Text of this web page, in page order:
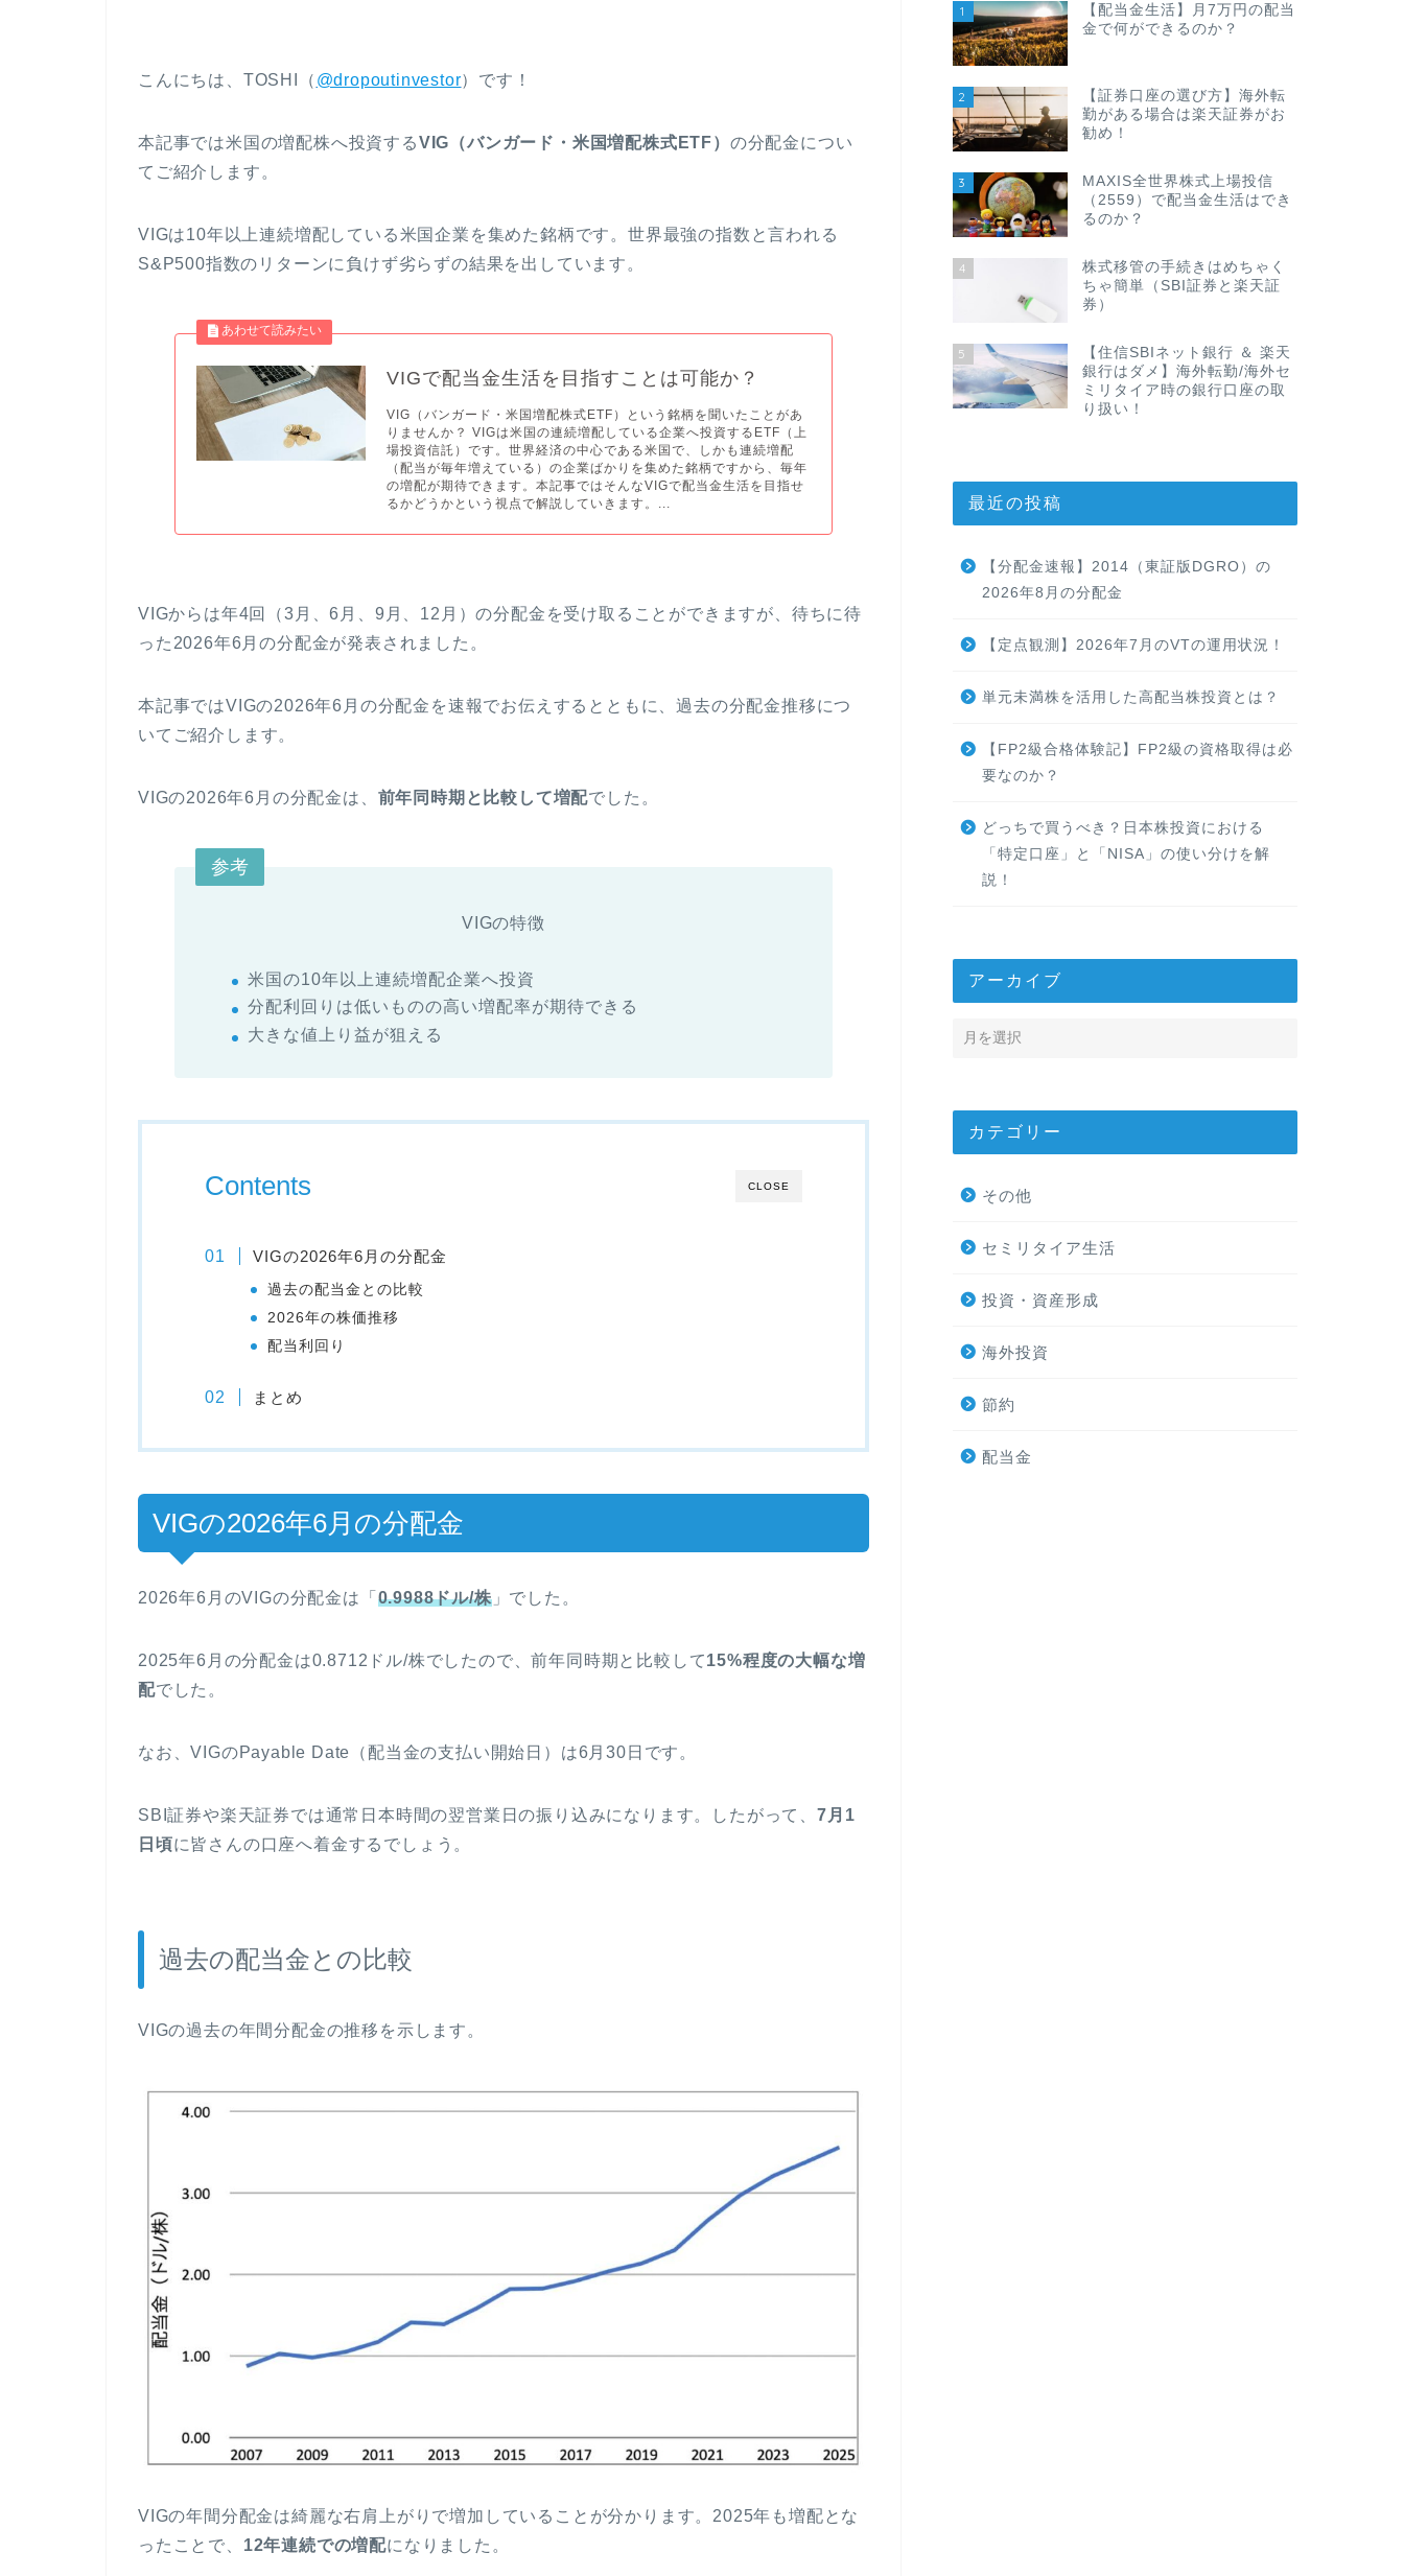
こんにちは、TOSHI（ @dropoutinvestor）です！
本記事では米国の増配株へ投資するVIG（バンガード・米国増配株式ETF） の分配金につい
てご紹介します。
VIGは10年以上連続増配している米国企業を集めた銘柄です。世界最強の指数と言われる
S&P500指数のリターンに負けず劣らずの結果を出しています。
VIGで配当金生活を目指すことは可能か？
VIG（バンガード・米国増配株式ETF）という銘柄を聞いたことがあ
りませんか？ VIGは米国の連続増配している企業へ投資するETF（上
場投資信託）です。世界経済の中心である米国で、しかも連続増配
（配当が毎年増えている）の企業ばかりを集めた銘柄ですから、毎年
の増配が期待できます。本記事ではそんなVIGで配当金生活を目指せ
るかどうかという視点で解説していきます。...
VIGからは年4回（3月、6月、9月、12月）の分配金を受け取ることができますが、待ちに待
った2026年6月の分配金が発表されました。
本記事ではVIGの2026年6月の分配金を速報でお伝えするとともに、過去の分配金推移につ
いてご紹介します。
VIGの2026年6月の分配金は、 前年同時期と比較して増配でした。
参考
VIGの特徴
米国の10年以上連続増配企業へ投資
分配利回りは低いものの高い増配率が期待できる
大きな値上り益が狙える
CLOSE
Contents
VIGの2026年6月の分配金
過去の配当金との比較
2026年の株価推移
配当利回り
まとめ
VIGの2026年6月の分配金
2026年6月のVIGの分配金は「 0.9988ドル/株」でした。
2025年6月の分配金は0.8712ドル/株でしたので、前年同時期と比較して15%程度の大幅な増
配でした。
なお、VIGのPayable Date（配当金の支払い開始日）は6月30日です。
SBI証券や楽天証券では通常日本時間の翌営業日の振り込みになります。したがって、 7月1
日頃に皆さんの口座へ着金するでしょう。
過去の配当金との比較
VIGの過去の年間分配金の推移を示します。
VIGの年間分配金は綺麗な右肩上がりで増加していることが分かります。2025年も増配とな
ったことで、 12年連続での増配になりました。
1
【配当金生活】月7万円の配当
金で何ができるのか？
2
【証券口座の選び方】海外転
勤がある場合は楽天証券がお
勧め！
3
MAXIS全世界株式上場投信
（2559）で配当金生活はでき
るのか？
4
株式移管の手続きはめちゃく
ちゃ簡単（SBI証券と楽天証
券）
5
【住信SBIネット銀行 ＆ 楽天
銀行はダメ】海外転勤/海外セ
ミリタイア時の銀行口座の取
り扱い！
最近の投稿
【分配金速報】2014（東証版DGRO）の
2026年8月の分配金
【定点観測】2026年7月のVTの運用状況！
単元未満株を活用した高配当株投資とは？
【FP2級合格体験記】FP2級の資格取得は必
要なのか？
どっちで買うべき？日本株投資における
「特定口座」と「NISA」の使い分けを解
説！
アーカイブ
カテゴリー
その他
セミリタイア生活
投資・資産形成
海外投資
節約
配当金